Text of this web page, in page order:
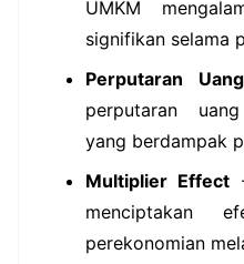
UMKM
signifikan selama
Perputaran Uang
perputaran
yang berdampak
Multiplier Effect-
menciptakan
perekonomian